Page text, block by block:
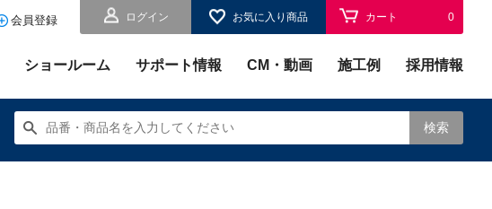
ログイン お気に入り商品 カート 0
会員登録
ショールーム サポート情報 CM・動画 施工例 採用情報
検索